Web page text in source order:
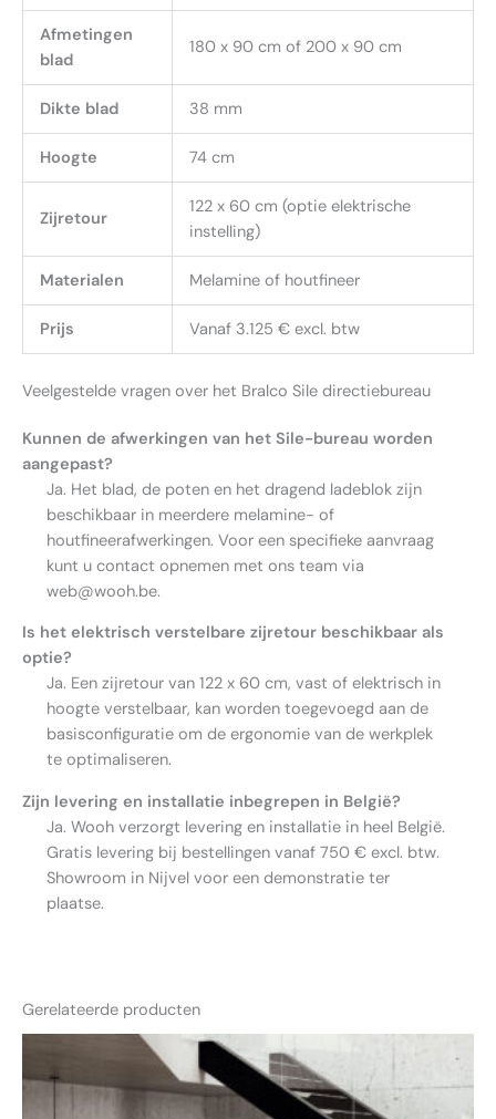
Afmetingen
blad
180 x 90 cm of 200 x 90 cm
Dikte blad 38 mm
Hoogte 74 cm
Zijretour
122 x 60 cm (optie elektrische
instelling)
Materialen Melamine of houtfineer
Prijs Vanaf 3.125 € excl. btw
Veelgestelde vragen over het Bralco Sile directiebureau
Kunnen de afwerkingen van het Sile-bureau worden
aangepast?
Ja. Het blad, de poten en het dragend ladeblok zijn
beschikbaar in meerdere melamine- of
houtfineerafwerkingen. Voor een specifieke aanvraag
kunt u contact opnemen met ons team via
web@wooh.be.
Is het elektrisch verstelbare zijretour beschikbaar als
optie?
Ja. Een zijretour van 122 x 60 cm, vast of elektrisch in
hoogte verstelbaar, kan worden toegevoegd aan de
basisconfiguratie om de ergonomie van de werkplek
te optimaliseren.
Zijn levering en installatie inbegrepen in België?
Ja. Wooh verzorgt levering en installatie in heel België.
Gratis levering bij bestellingen vanaf 750 € excl. btw.
Showroom in Nijvel voor een demonstratie ter
plaatse.
Gerelateerde producten